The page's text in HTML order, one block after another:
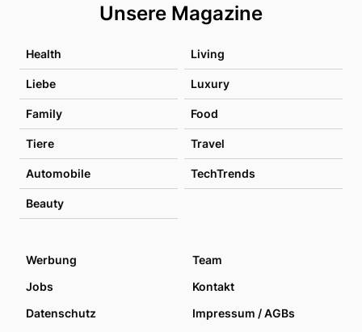
Unsere Magazine
Health Living
Liebe Luxury
Family Food
Tiere Travel
Automobile TechTrends
Beauty
Werbung
Team
Jobs
Kontakt
Datenschutz
Impressum / AGBs